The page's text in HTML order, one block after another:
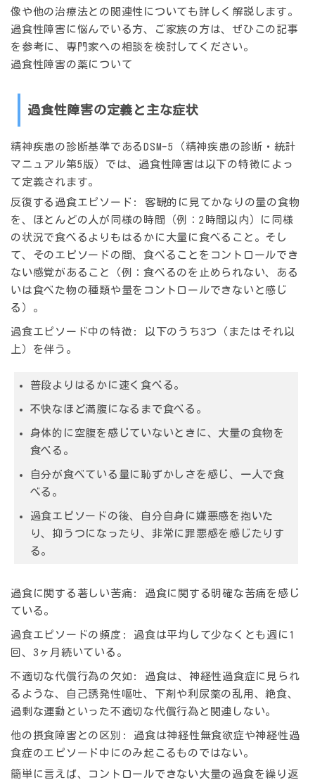
像や他の治療法との関連性についても詳しく解説します。
過食性障害に悩んでいる方、ご家族の方は、ぜひこの記事
を参考に、専門家への相談を検討してください。
過食性障害の薬について
過食性障害の定義と主な症状
精神疾患の診断基準であるDSM-5（精神疾患の診断・統計
マニュアル第5版）では、過食性障害は以下の特徴によっ
て定義されます。
反復する過食エピソード:
客観的に見てかなりの量の食物
を、ほとんどの人が同様の時間（例：2時間以内）に同様
の状況で食べるよりもはるかに大量に食べること。そし
て、そのエピソードの間、食べることをコントロールでき
ない感覚があること（例：食べるのを止められない、ある
いは食べた物の種類や量をコントロールできないと感じ
る）。
過食エピソード中の特徴:
以下のうち3つ（またはそれ以
上）を伴う。
普段よりはるかに速く食べる。
不快なほど満腹になるまで食べる。
身体的に空腹を感じていないときに、大量の食物を
食べる。
自分が食べている量に恥ずかしさを感じ、一人で食
べる。
過食エピソードの後、自分自身に嫌悪感を抱いた
り、抑うつになったり、非常に罪悪感を感じたりす
る。
過食に関する著しい苦痛:
過食に関する明確な苦痛を感じ
ている。
過食エピソードの頻度:
過食は平均して少なくとも週に1
回、3ヶ月続いている。
不適切な代償行為の欠如:
過食は、神経性過食症に見られ
るような、自己誘発性嘔吐、下剤や利尿薬の乱用、絶食、
過剰な運動といった不適切な代償行為と関連しない。
他の摂食障害との区別:
過食は神経性無食欲症や神経性過
食症のエピソード中にのみ起こるものではない。
簡単に言えば、コントロールできない大量の過食を繰り返